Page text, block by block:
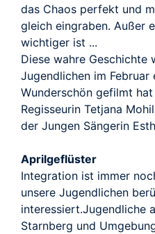
das Chaos perfekt und
gleich eingraben. Außer
wichtiger ist ...
Diese wahre Geschichte
Jugendlichen im
Wunderschön gefilmt
Regisseurin Tetjana
der Jungen Sängerin
Aprilgeflüster
Integration ist immer
unsere Jugendlichen
interessiert.Jugendliche
Starnberg und